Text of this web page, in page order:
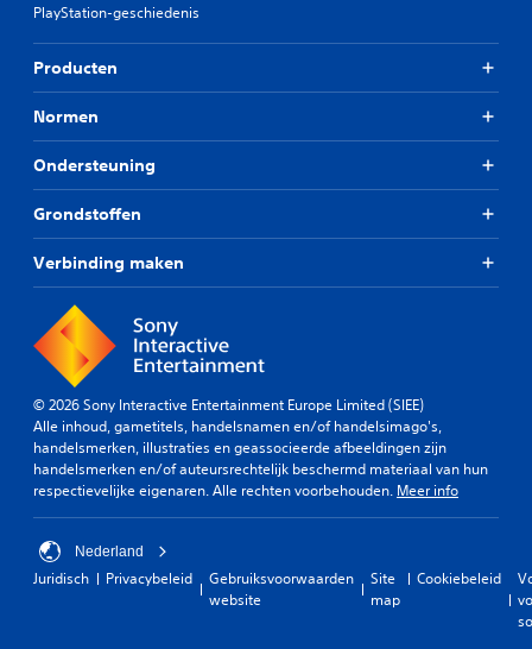
PlayStation-geschiedenis
Producten
Normen
Ondersteuning
Grondstoffen
Verbinding maken
© 2026 Sony Interactive Entertainment Europe Limited (SIEE)
Alle inhoud, gametitels, handelsnamen en/of handelsimago's,
handelsmerken, illustraties en geassocieerde afbeeldingen zijn
handelsmerken en/of auteursrechtelijk beschermd materiaal van hun
respectievelijke eigenaren. Alle rechten voorbehouden. Meer info
Nederland
Juridisch Privacybeleid
Gebruiksvoorwaarden
website
Site
map
Cookiebeleid